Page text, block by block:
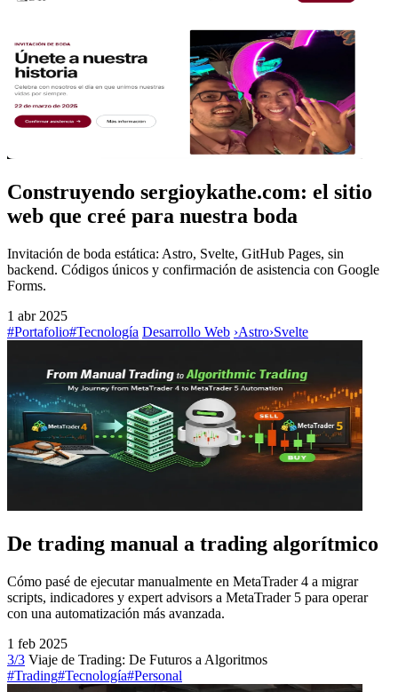
Construyendo sergioykathe.com: el sitio
web que creé para nuestra boda
Invitación de boda estática: Astro, Svelte, GitHub Pages, sin
backend. Códigos únicos y confirmación de asistencia con Google
Forms.
1 abr 2025
#Portafolio#Tecnología Desarrollo Web ›Astro›Svelte
De trading manual a trading algorítmico
Cómo pasé de ejecutar manualmente en MetaTrader 4 a migrar
scripts, indicadores y expert advisors a MetaTrader 5 para operar
con una automatización más avanzada.
1 feb 2025
3/3 Viaje de Trading: De Futuros a Algoritmos
#Trading#Tecnología#Personal